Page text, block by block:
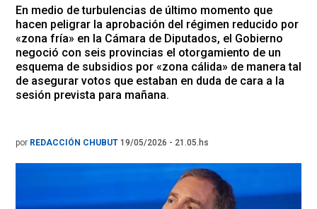
En medio de turbulencias de último momento que
hacen peligrar la aprobación del régimen reducido por
«zona fría» en la Cámara de Diputados, el Gobierno
negoció con seis provincias el otorgamiento de un
esquema de subsidios por «zona cálida» de manera tal
de asegurar votos que estaban en duda de cara a la
sesión prevista para mañana.
por REDACCIÓN CHUBUT 19/05/2026 - 21.05.hs